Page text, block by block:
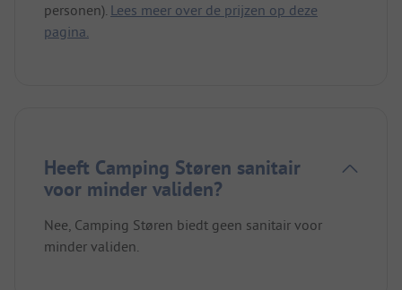
personen). Lees meer over de prijzen op deze
pagina.
Heeft Camping Støren sanitair
voor minder validen?
Nee, Camping Støren biedt geen sanitair voor
minder validen.